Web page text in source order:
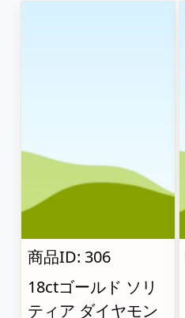
商品ID: 306
18ctゴールド ソリ
ティア ダイヤモン